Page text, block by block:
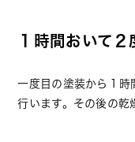
１時間おいて２
一度目の塗装から１時
行います。その後の乾